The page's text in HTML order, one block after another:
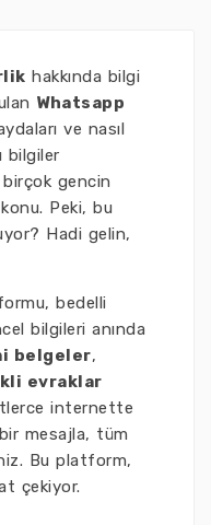
hakkında bilgi
Whatsapp
ve nasıl
bilgiler
birçok gencin
Peki, bu
Hadi gelin,
bedelli
bilgileri anında
belgeler,
evraklar
internette
mesajla, tüm
Bu platform,
çekiyor.